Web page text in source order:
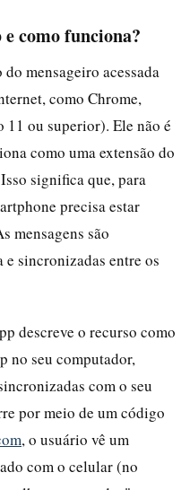
como funciona?
mensageiro acessada
como Chrome,
11 ou superior). Ele não é
como uma extensão do
significa que, para
precisa estar
mensagens são
sincronizadas entre os
descreve o recurso como
no seu computador,
com o seu
por meio de um código
, o usuário vê um
com o celular (no